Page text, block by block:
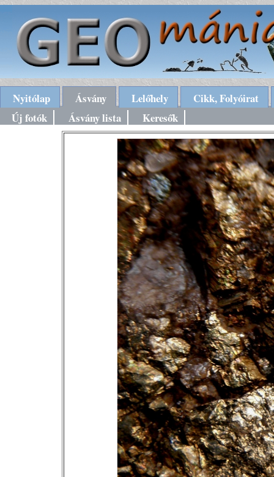
Nyitólap Ásvány Lelőhely
Cikk, Folyóirat
Új fotók
Ásvány lista Keresők